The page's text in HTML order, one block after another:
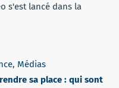
s'est lancé dans la
, Médias
sa place : qui sont